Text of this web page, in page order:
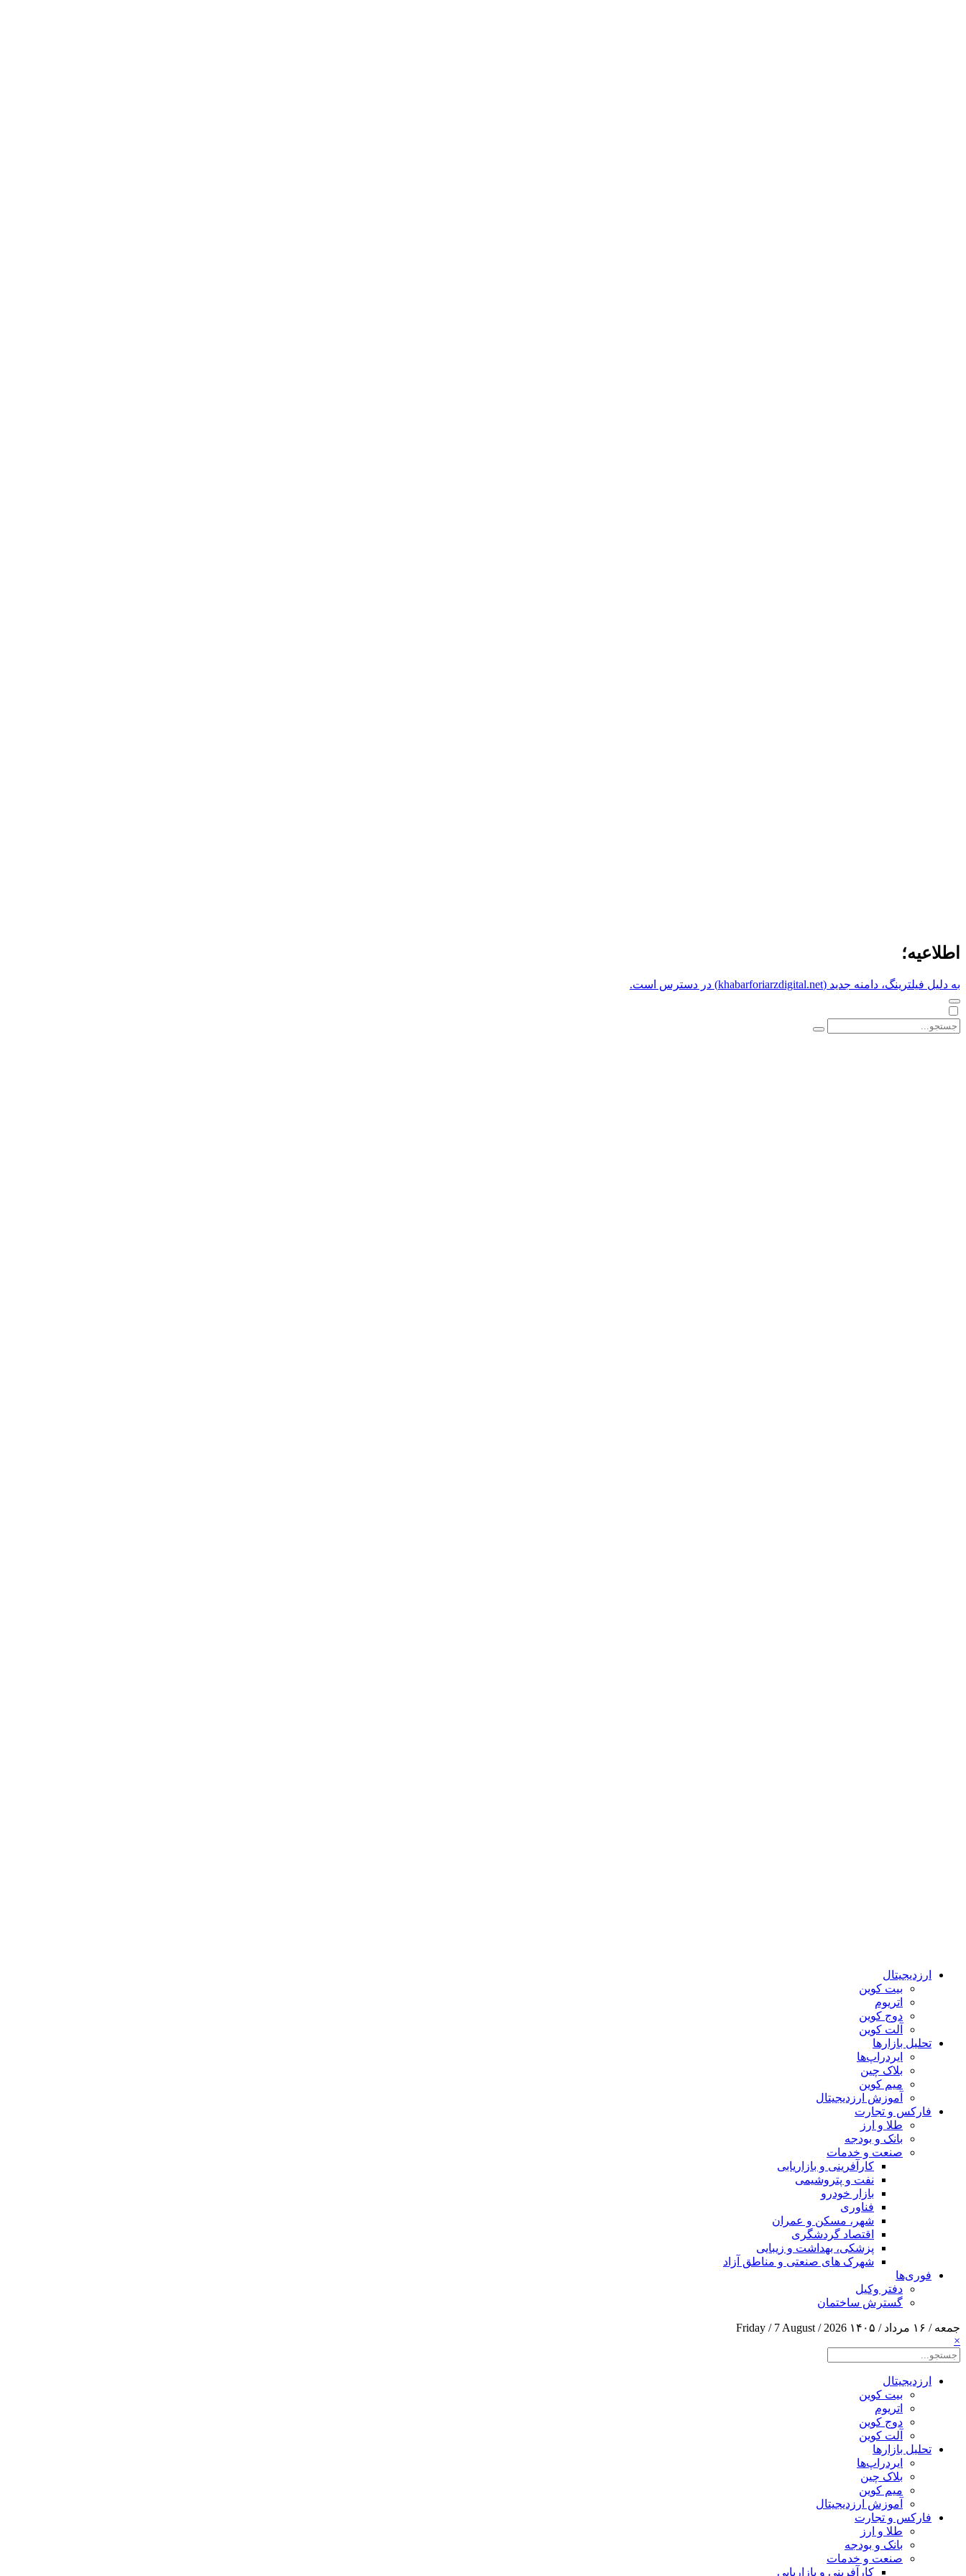
اطلاعیه؛
به دلیل فیلترینگ، دامنه جدید (khabarforiarzdigital.net) در دسترس است.
ارزدیجیتال
بیت کوین
اتریوم
دوج کوین
آلت کوین
تحلیل بازارها
ایردراپ‌ها
بلاک چین
میم کوین‌
آموزش ارزدیجیتال
فارکس و تجارت
طلا و ارز
بانک و بودجه
صنعت و خدمات
کارآفرینی و بازاریابی
نفت و پتروشیمی
بازار خودرو
فناوری
شهر، مسکن و عمران
اقتصاد گردشگری
پزشکی، بهداشت و زیبایی
شهرک های صنعتی و مناطق آزاد
فوری‌ها
دفتر وکیل
گسترش ساختمان
جمعه / ۱۶ مرداد / ۱۴۰۵
Friday / 7 August / 2026
×
ارزدیجیتال
بیت کوین
اتریوم
دوج کوین
آلت کوین
تحلیل بازارها
ایردراپ‌ها
بلاک چین
میم کوین‌
آموزش ارزدیجیتال
فارکس و تجارت
طلا و ارز
بانک و بودجه
صنعت و خدمات
کارآفرینی و بازاریابی